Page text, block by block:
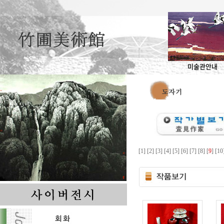
미술관안내
[1] [2] [3] [4] [5] [6] [7] [8] [9]